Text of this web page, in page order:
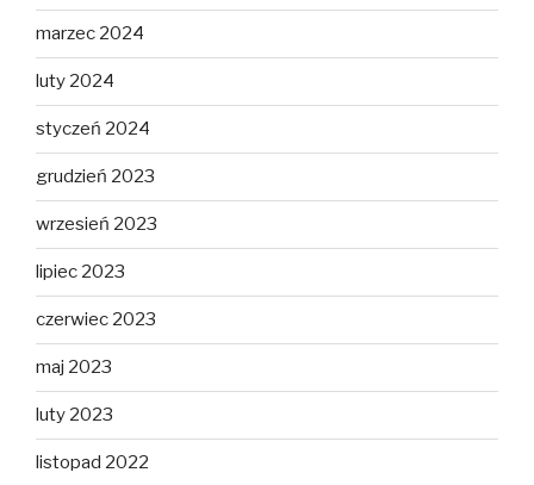
marzec 2024
luty 2024
styczeń 2024
grudzień 2023
wrzesień 2023
lipiec 2023
czerwiec 2023
maj 2023
luty 2023
listopad 2022